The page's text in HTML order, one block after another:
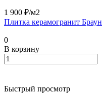
1 900 ₽/м2
Плитка керамогранит Браун
0
В корзину
Быстрый просмотр